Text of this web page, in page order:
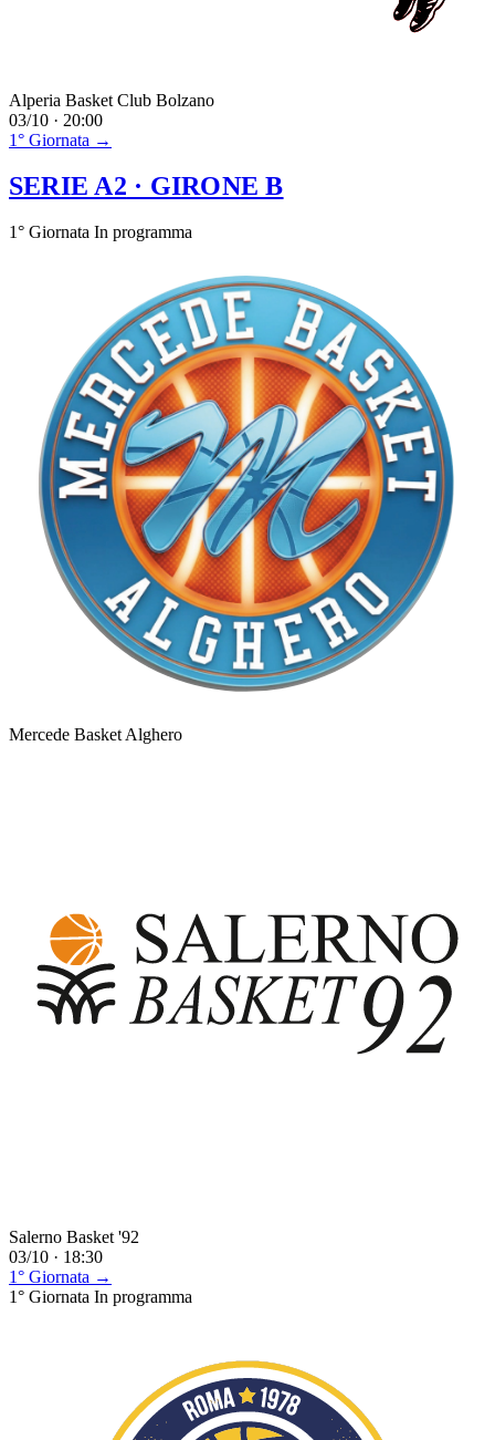
Alperia Basket Club Bolzano
03/10 · 20:00
1° Giornata →
SERIE A2 · GIRONE B
1° Giornata In programma
Mercede Basket Alghero
Salerno Basket '92
03/10 · 18:30
1° Giornata →
1° Giornata In programma